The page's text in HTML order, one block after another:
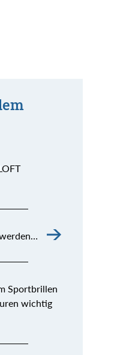
Sportbrillen
wichtig